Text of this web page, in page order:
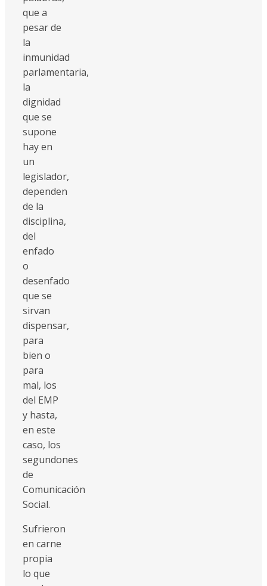
que a
pesar de
la
inmunidad
parlamentaria,
la
dignidad
que se
supone
hay en
un
legislador,
dependen
de la
disciplina,
del
enfado
o
desenfado
que se
sirvan
dispensar,
para
bien o
para
mal, los
del EMP
y hasta,
en este
caso, los
segundones
de
Comunicación
Social.
Sufrieron
en carne
propia
lo que